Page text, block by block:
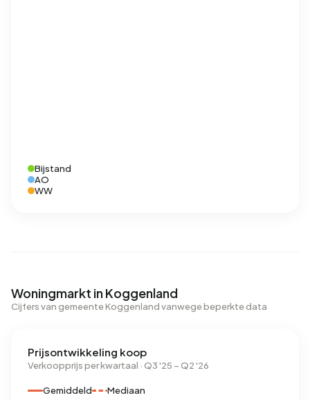
Bijstand
AO
WW
Woningmarkt in Koggenland
Cijfers van gemeente Koggenland vanwege beperkte data
Prijsontwikkeling koop
Verkoopprijs per kwartaal · Q3 '25 – Q2 '26
Gemiddeld Mediaan